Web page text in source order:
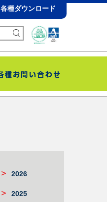
各種ダウンロード
2026
2025